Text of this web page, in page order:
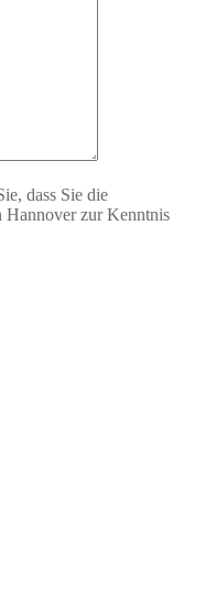
dass Sie die
Hannover zur Kenntnis